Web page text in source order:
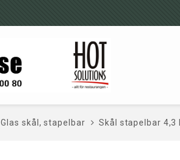
Glas skål, stapelbar Skål stapelbar 4,3 L